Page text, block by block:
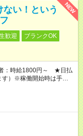
NEW
ない！という
歓迎
ブランクOK
：時給1800円～ ★日払
）※稼働開始時は手続き